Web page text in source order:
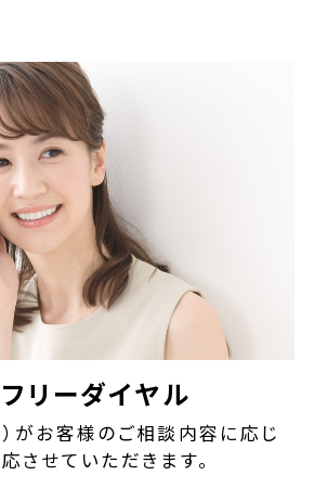
リーダイヤル
がお客様のご相談内容に応じ
させていただきます。